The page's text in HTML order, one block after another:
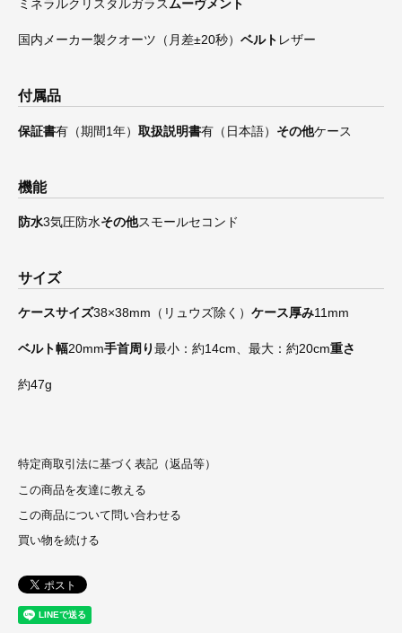
ミネラルクリスタルガラスムーヴメント
国内メーカー製クオーツ（月差±20秒） ベルト レザー
付属品
保証書有（期間1年） 取扱説明書有（日本語） その他ケース
機能
防水3気圧防水その他スモールセコンド
サイズ
ケースサイズ38×38mm（リュウズ除く） ケース厚み11mm
ベルト幅20mm手首周り最小：約14cm、最大：約20cm重さ
約47g
特定商取引法に基づく表記（返品等）
この商品を友達に教える
この商品について問い合わせる
買い物を続ける